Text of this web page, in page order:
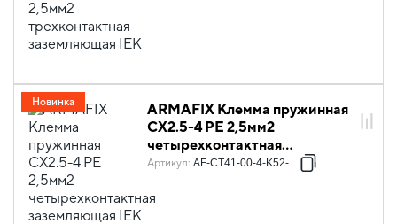
ARMAFIX Клемма пружинная
CX2.5-4 PE 2,5мм2
четырехконтактная
заземляющая IEK
Артикул: AF-CT41-00-4-K52-002
Новинка